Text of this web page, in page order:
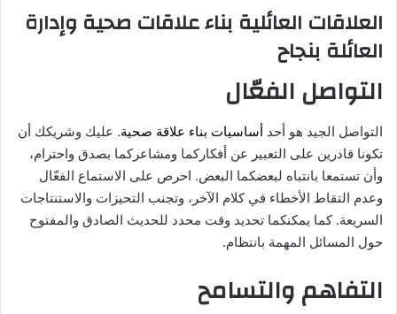
العلاقات العائلية بناء علاقات صحية وإدارة
العائلة بنجاح
التواصل الفعّال
التواصل الجيد هو أحد أساسيات بناء علاقة صحية. عليك وشريكك أن
تكونا قادرين على التعبير عن أفكاركما ومشاعركما بصدق واحترام،
وأن تستمعا بانتباه لبعضكما البعض. احرص على الاستماع الفعّال
وعدم التقاط الأخطاء في كلام الآخر، وتجنب التحيزات والاستنتاجات
السريعة. كما يمكنكما تحديد وقت محدد للحديث الصادق والمفتوح
حول المسائل المهمة بانتظام.
التفاهم والتسامح